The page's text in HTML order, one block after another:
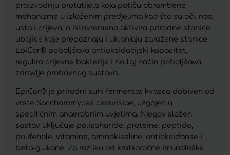
proizvodnju protutijela koja potiču obrambene
mehanizme u izloženim predjelima kao što su oči, nos,
usta i crijeva, a istovremeno aktivira prirodne stanice
ubojice koje prepoznaju i uklanjaju zaražene stanice.
ЕpiCor® poboljšava antioksidacijski kapacitet,
regulira crijevne bakterije i na taj način poboljšava
zdravlje probavnog sustava.
EpiCor® je prirodni suhi fermentat kvasca dobiven od
vrste Saccharomyces cerevisiae, uzgojen u
specifičnim anaerobnim uvjetima. Njegov složen
sastav uključuje polisaharide, proteine, peptide,
polifenole, vitamine, aminokiseline, antioksidanse i
beta-glukane. Za razliku od kratkoročne imunološke